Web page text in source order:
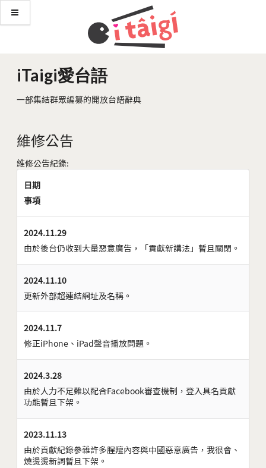
iTaigi愛台語
一部集結群眾編纂的開放台語辭典
維修公告
維修公告紀錄:
日期
事項
2024.11.29
由於後台仍收到大量惡意廣告，「貢獻新講法」暫且關閉。
2024.11.10
更新外部超連結網址及名稱。
2024.11.7
修正iPhone、iPad聲音播放問題。
2024.3.28
由於人力不足難以配合Facebook審查機制，登入具名貢獻
功能暫且下架。
2023.11.13
由於貢獻紀錄參雜許多腥羶內容與中國惡意廣告，我很會、
燒燙燙新詞暫且下架。